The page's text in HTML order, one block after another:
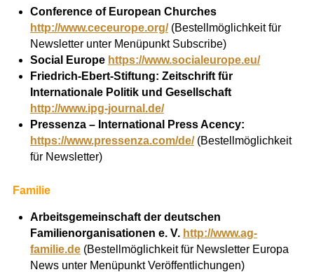
Conference of European Churches
http://www.ceceurope.org/(Bestellmöglichkeit für
Newsletter unter Menüpunkt Subscribe)
Social Europe https://www.socialeurope.eu/
Friedrich-Ebert-Stiftung: Zeitschrift für
Internationale Politik und Gesellschaft
http://www.ipg-journal.de/
Pressenza – International Press Acency:
https://www.pressenza.com/de/(Bestellmöglichkeit
für Newsletter)
Familie
Arbeitsgemeinschaft der deutschen
Familienorganisationen e. V. http://www.ag-
familie.de(Bestellmöglichkeit für Newsletter Europa
News unter Menüpunkt Veröffentlichungen)